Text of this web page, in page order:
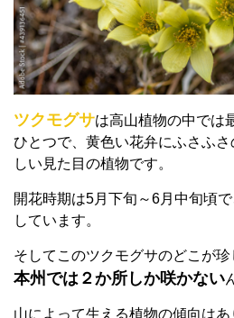
ツクモグサは高山植物の中では
ひとつで、黄色い花弁にふさふ
しい見た目の植物です。
開花時期は5月下旬～6月中旬頃
しています。
そしてこのツクモグサのどこが
本州では２か所しか咲かない
山によって生える植物の傾向は